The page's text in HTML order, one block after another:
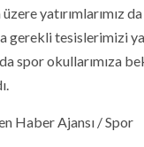
yatırımlarımız
gerekli tesislerimizi
da spor okullarımıza
Haber Ajansı / Spor